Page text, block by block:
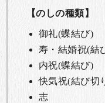
【のしの種類】
御礼(蝶結び)
寿・結婚祝(結
内祝(蝶結び)
快気祝(結び切
志